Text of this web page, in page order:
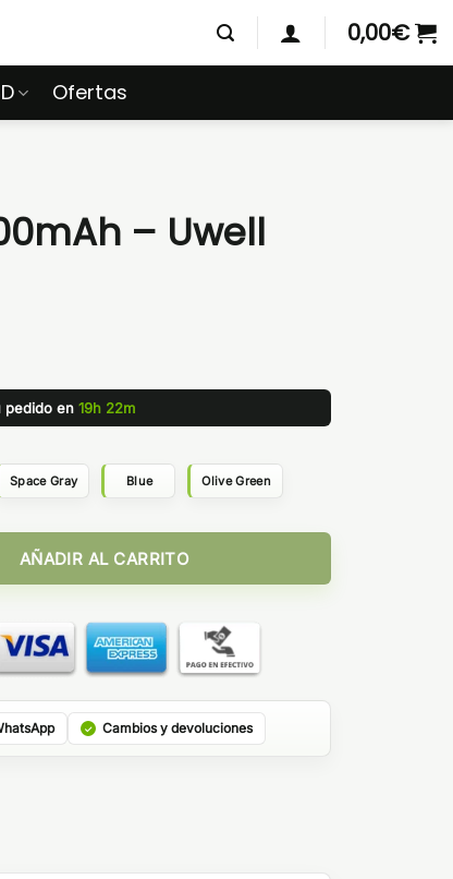
0,00€
Ofertas
– Uwell
pedido en 19h 22m
Space Gray Blue Olive Green
AÑADIR AL CARRITO
Cambios y devoluciones